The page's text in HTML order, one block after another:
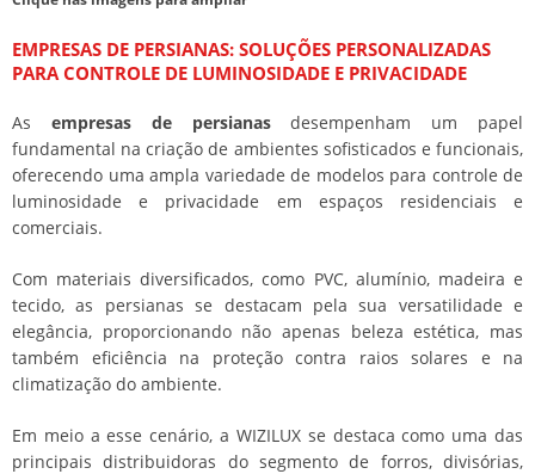
EMPRESAS DE PERSIANAS: SOLUÇÕES PERSONALIZADAS
PARA CONTROLE DE LUMINOSIDADE E PRIVACIDADE
As empresas de persianasdesempenham um papel
fundamental na criação de ambientes sofisticados e funcionais,
oferecendo uma ampla variedade de modelos para controle de
luminosidade e privacidade em espaços residenciais e
comerciais.
Com materiais diversificados, como PVC, alumínio, madeira e
tecido, as persianas se destacam pela sua versatilidade e
elegância, proporcionando não apenas beleza estética, mas
também eficiência na proteção contra raios solares e na
climatização do ambiente.
Em meio a esse cenário, a WIZILUX se destaca como uma das
principais distribuidoras do segmento de forros, divisórias,